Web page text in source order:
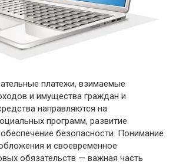
платежи, взимаемые
и имущества граждан и
направляются на
программ, развитие
безопасности. Понимание
и своевременное
обязательств — важная часть